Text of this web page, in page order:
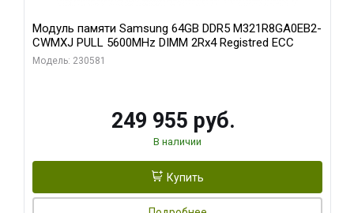
Модуль памяти Samsung 64GB DDR5 M321R8GA0EB2-
CWMXJ PULL 5600MHz DIMM 2Rx4 Registred ECC
Модель: 230581
249 955 руб.
В наличии
Купить